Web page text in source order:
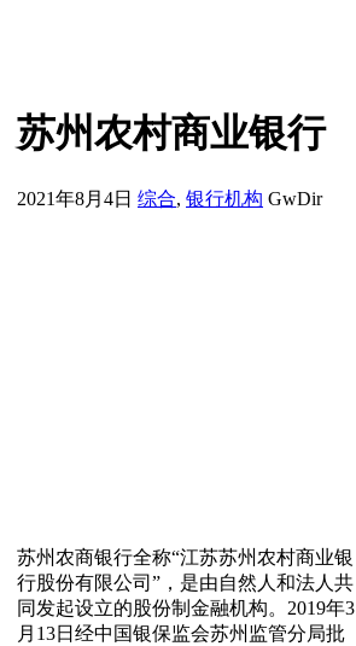
苏州农村商业银行
2021年8月4日 综合, 银行机构 GwDir
苏州农商银行全称“江苏苏州农村商业银
行股份有限公司”，是由自然人和法人共
同发起设立的股份制金融机构。2019年3
月13日经中国银保监会苏州监管分局批